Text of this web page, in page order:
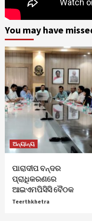
You may have
ଅନ୍ୟାନ୍ୟ
ପାରାଦୀପ ବନ୍ଦର
ପ୍ରାଧିକରଣରେ
ଆଇଏମପିସିସି ବୈଠକ
Teerthkhetra